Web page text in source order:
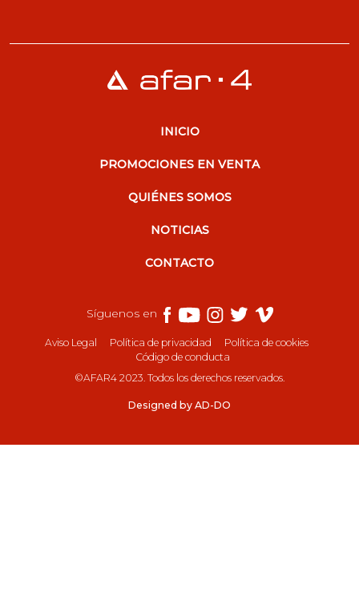
INICIO
PROMOCIONES EN VENTA
QUIÉNES SOMOS
NOTICIAS
CONTACTO
Síguenos en
Aviso Legal Política de privacidad
Política de cookies
Código de conducta
©AFAR4 2023. Todos los derechos reservados.
Designed by AD-DO